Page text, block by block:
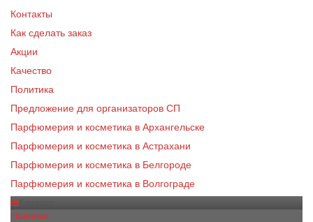
Контакты
Как сделать заказ
Акции
Качество
Политика
Предложение для организаторов СП
Парфюмерия и косметика в Архангельске
Парфюмерия и косметика в Астрахани
Парфюмерия и косметика в Белгороде
Парфюмерия и косметика в Волгограде
Новинки